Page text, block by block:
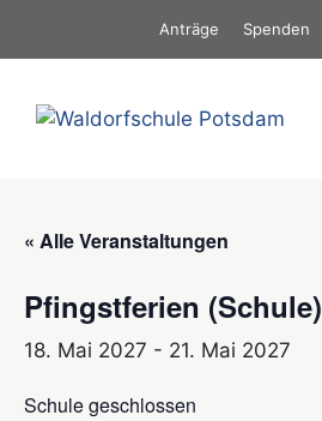
Anträge Spenden
« Alle Veranstaltungen
Pfingstferien (Schule)
18. Mai 2027 - 21. Mai 2027
Schule geschlossen